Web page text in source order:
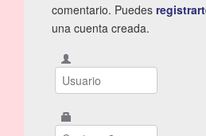
comentario. Puedes
una cuenta creada.